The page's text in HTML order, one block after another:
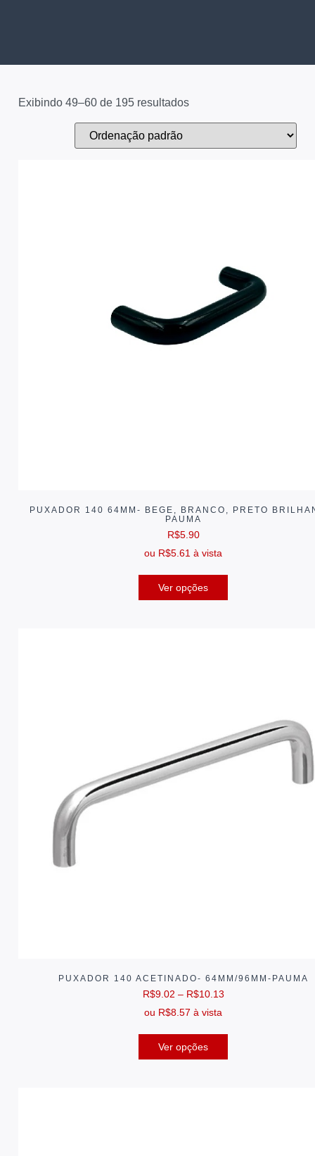
Exibindo 49–60 de 195 resultados
PUXADOR 140 64MM- BEGE, BRANCO, PRETO
PAUMA
R$5.90
ou R$5.61 à vista
Ver opções
PUXADOR 140 ACETINADO- 64MM/96MM-PAUMA
R$9.02 – R$10.13
ou R$8.57 à vista
Ver opções